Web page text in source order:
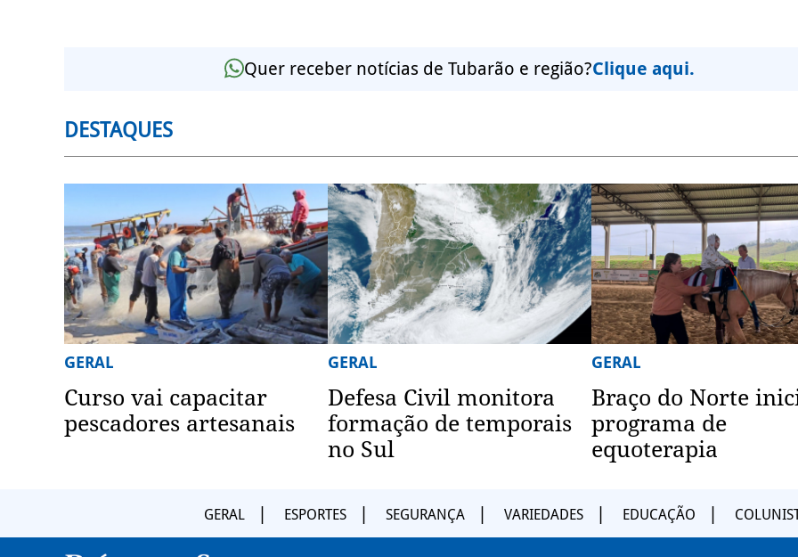
Quer receber notícias de Tubarão e região?Clique aqui.
DESTAQUES
GERAL
Curso vai capacitar
pescadores artesanais
GERAL
Defesa Civil monitora
formação de temporais
no Sul
GERAL
Braço do Norte
programa de
equoterapia
GERAL ESPORTES SEGURANÇA VARIEDADES EDUCAÇÃO